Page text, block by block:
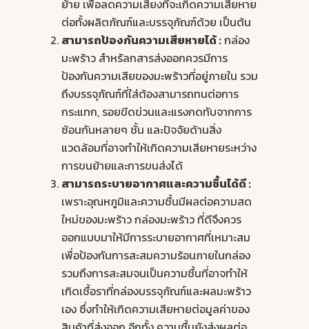
ย้าย เพื่อลดความเสี่ยงที่จะเกิดความเสียหาย
ต่อทั้งผลิตภัณฑ์และบรรจุภัณฑ์ด้วย เป็นต้น
สามารถป้องกันความเสียหายได้ :กล่อง
มะพร้าว สำหรัลกสารส่งออกควรมีการ
ป้องกันความเสียของมะพร้าวที่อยู่ภายใน รวม
ถึงบรรจุภัณฑ์ที่ใส่ต้องสามารถทนต่อการ
กระแทก, รอยขีดข่วนและแรงกดทับจากการ
ซ้อนกันหลายๆ ชั้น และปัจจัยด้านสิ่ง
แวดล้อมที่อาจทำให้เกิดความเสียหายระหว่าง
การขนย้ายและการขนส่งได้
สามารถระบายอากาศและความชื้นได้ดี :
เพราะอุณหภูมิและความชื้นมีผลต่อความสด
ใหม่ของมะพร้าว กล่องมะพร้าว ที่ดีจึงควร
ออกแบบมาให้มีการระบายอากาศที่เหมาะสม
เพื่อป้องกันการสะสมความร้อนภายในกล่อง
รวมถึงการสะสมจนเป็นความชื้นที่อาจทำให้
เกิดเชื้อราที่กล่องบรรจุภัณฑ์และผลมะพร้าว
เอง ซึ่งทำให้เกิดความเสียหายต่อมูลค่าของ